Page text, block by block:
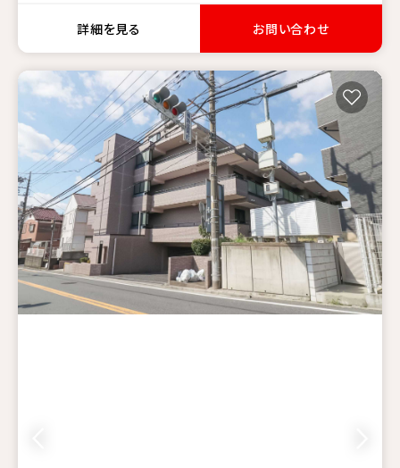
詳細を見る お問い合わせ